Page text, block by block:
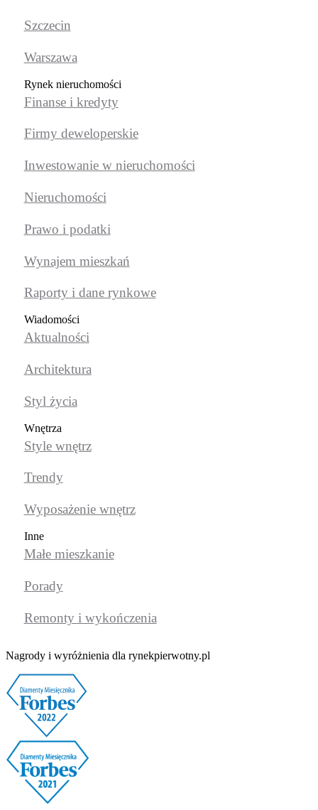
Szczecin
Warszawa
Rynek nieruchomości
Finanse i kredyty
Firmy deweloperskie
Inwestowanie w nieruchomości
Nieruchomości
Prawo i podatki
Wynajem mieszkań
Raporty i dane rynkowe
Wiadomości
Aktualności
Architektura
Styl życia
Wnętrza
Style wnętrz
Trendy
Wyposażenie wnętrz
Inne
Małe mieszkanie
Porady
Remonty i wykończenia
Nagrody i wyróżnienia dla rynekpierwotny.pl